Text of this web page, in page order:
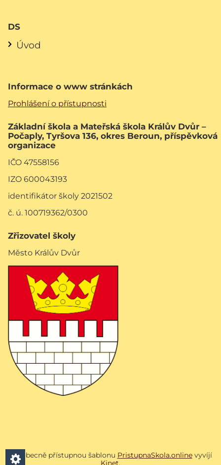
DS
Úvod
Informace o www stránkách
Prohlášení o přístupnosti
Základní škola a Mateřská škola Králův Dvůr –
Počaply, Tyršova 136, okres Beroun, příspěvková
organizace
IČO 47558156
IZO 600043193
identifikátor školy 2021502
č. ú. 100719362/0300
Zřizovatel školy
Město Králův Dvůr
Všeobecně přístupnou šablonu PristupnaSkola.onlinevyvíjí
Kinet.